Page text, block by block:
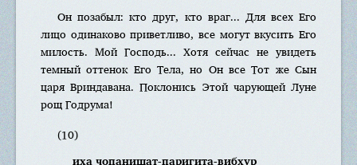
Он позабыл: кто друг, кто враг... Для всех Его
лицо одинаково приветливо, все могут вкусить Его
милость. Мой Господь... Хотя сейчас не увидеть
темный оттенок Его Тела, но Он все Тот же Сын
царя Вриндавана. Поклонись Этой чарующей Луне
рощ Годрума!
(10)
иха чопаниш̣ат-паригита-вибхур